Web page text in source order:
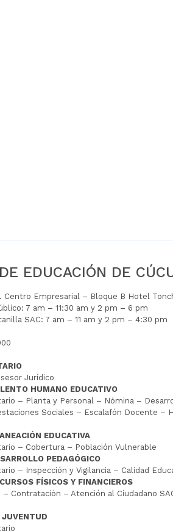
EDUCACIÓN DE
Centro Empresarial – Bloque B Hotel
7 am – 11:30 am y 2 pm – 6 pm
SAC: 7 am – 11 am y 2 pm – 4:30 pm
Jurídico
HUMANO EDUCATIVO
– Planta y Personal – Nómina –
Sociales – Escalafón Docente –
EDUCATIVA
– Cobertura – Población Vulnerable
PEDAGÓGICO
– Inspección y Vigilancia – Calidad
FÍSICOS Y FINANCIEROS
Contratación – Atención al Ciudadano
JUVENTUD